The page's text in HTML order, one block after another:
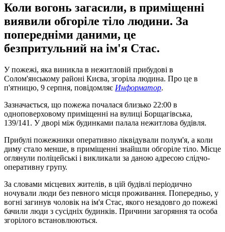
Коли вогонь загасили, в приміщенні
виявили обгоріле тіло людини. За
попередніми даними, це
безпритульний на ім'я Стас.
У пожежі, яка виникла в нежитловій прибудові в
Солом'янському районі Києва, згоріла людина. Про це в
п'ятницю, 9 серпня, повідомляє Информатор.
Зазначається, що пожежа почалася близько 22:00 в
одноповерховому приміщенні на вулиці Борщагівська,
139/141. У дворі між будинками палала нежитлова будівля.
Прибулі пожежники оперативно ліквідували полум'я, а коли
диму стало менше, в приміщенні знайшли обгоріле тіло. Місце
оглянули поліцейські і викликали за даною адресою слідчо-
оперативну групу.
За словами місцевих жителів, в цій будівлі періодично
ночували люди без певного місця проживання. Попередньо, у
вогні загинув чоловік на ім'я Стас, якого незадовго до пожежі
бачили люди з сусідніх будинків. Причини загоряння та особа
згорілого встановлюються.